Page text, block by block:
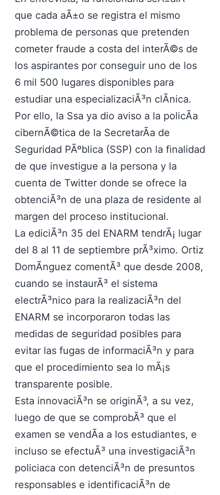
que cada aÃ±o se registra el mismo
problema de personas que pretenden
cometer fraude a costa del interÃ©s de
los aspirantes por conseguir uno de los
6 mil 500 lugares disponibles para
estudiar una especializaciÃ³n clÃ­nica.
Por ello, la Ssa ya dio aviso a la policÃ­a
cibernÃ©tica de la SecretarÃ­a de
Seguridad PÃºblica (SSP) con la finalidad
de que investigue a la persona y la
cuenta de Twitter donde se ofrece la
obtenciÃ³n de una plaza de residente al
margen del proceso institucional.
La ediciÃ³n 35 del ENARM tendrÃ¡ lugar
del 8 al 11 de septiembre prÃ³ximo. Ortiz
DomÃ­nguez comentÃ³ que desde 2008,
cuando se instaurÃ³ el sistema
electrÃ³nico para la realizaciÃ³n del
ENARM se incorporaron todas las
medidas de seguridad posibles para
evitar las fugas de informaciÃ³n y para
que el procedimiento sea lo mÃ¡s
transparente posible.
Esta innovaciÃ³n se originÃ³, a su vez,
luego de que se comprobÃ³ que el
examen se vendÃ­a a los estudiantes, e
incluso se efectuÃ³ una investigaciÃ³n
policiaca con detenciÃ³n de presuntos
responsables e identificaciÃ³n de